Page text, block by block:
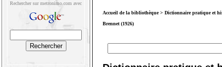
Rechercher sur metronimo.com avec
Accueil de la bibliothèque> Dictionnaire pratique et
Brennet (1926)